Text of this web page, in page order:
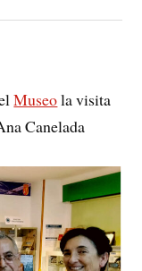
Museola visita
Canelada